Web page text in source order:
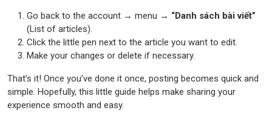
Go back to the account → menu → “Danh sách bài viết”
(List of articles).
Click the little pen next to the article you want to edit.
Make your changes or delete if necessary.
That’s it! Once you’ve done it once, posting becomes quick and
simple. Hopefully, this little guide helps make sharing your
experience smooth and easy.